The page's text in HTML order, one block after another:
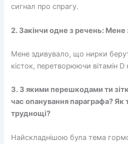
сигнал про спрагу.
2. Закінчи одне з речень:
Мене здивувало, що нирки
кісток, перетворюючи вітамін
3. З якими перешкодами ти
час опанування параграфа?
труднощі?
Найскладнішою була тема